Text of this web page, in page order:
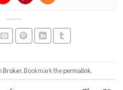
Broker. Bookmark thepermalink.